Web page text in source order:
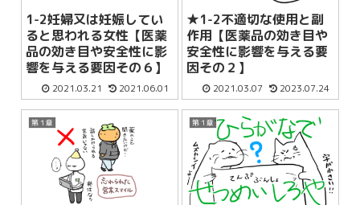
1-2妊婦又は妊娠してい
ると思われる女性【医薬
品の効き目や安全性に影
響を与える要因その６】
2021.03.21 2021.06.01
★1-2不適切な使用と副
作用【医薬品の効き目や
安全性に影響を与える要
因その２】
2021.03.07 2023.07.24
第１章 第１章